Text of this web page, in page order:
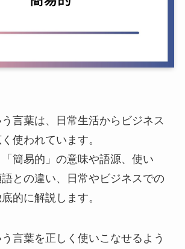
う言葉は、日常生活からビジネス
使われています。
簡易的」の意味や語源、使い
との違い、日常やビジネスでの
的に解説します。
う言葉を正しく使いこなせるよう